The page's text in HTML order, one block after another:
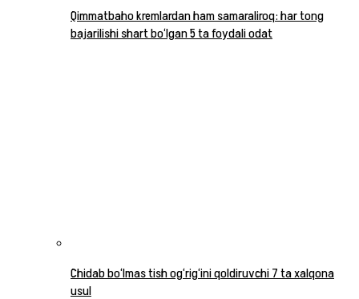
Qimmatbaho kremlardan ham samaraliroq: har tong
bajarilishi shart bo‘lgan 5 ta foydali odat
Chidab bo‘lmas tish og‘rig‘ini qoldiruvchi 7 ta xalqona
usul